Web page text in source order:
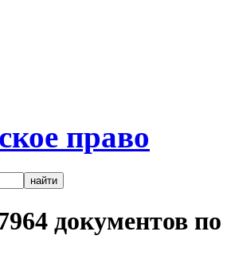
право
документов